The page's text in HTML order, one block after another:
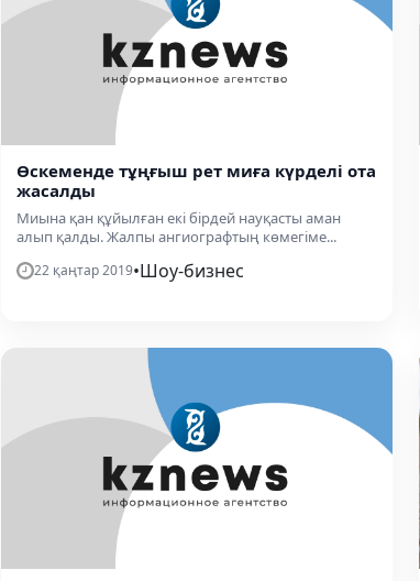
Өскеменде тұңғыш рет миға күрделі ота
жасалды
Миына қан құйылған екі бірдей науқасты аман
алып қалды. Жалпы ангиографтың көмегіме...
22 қаңтар 2019•Шоу-бизнес